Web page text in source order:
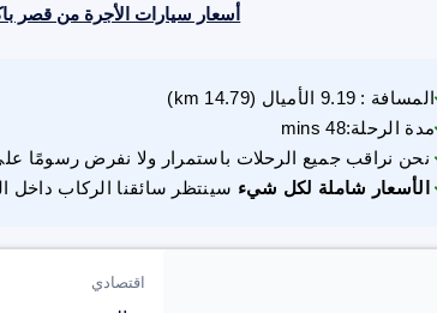
أسعار سيارات الأجرة من قصر
المسافة :
9.19 الأميال (
14.79
مدة الرحلة:
48 mins
نحن نراقب جميع الرحلات باستمرار ولا نفرض رسومًا على
الأسعار شاملة لكل شيء سينتظر سائقنا الركاب داخل
اقتصادي